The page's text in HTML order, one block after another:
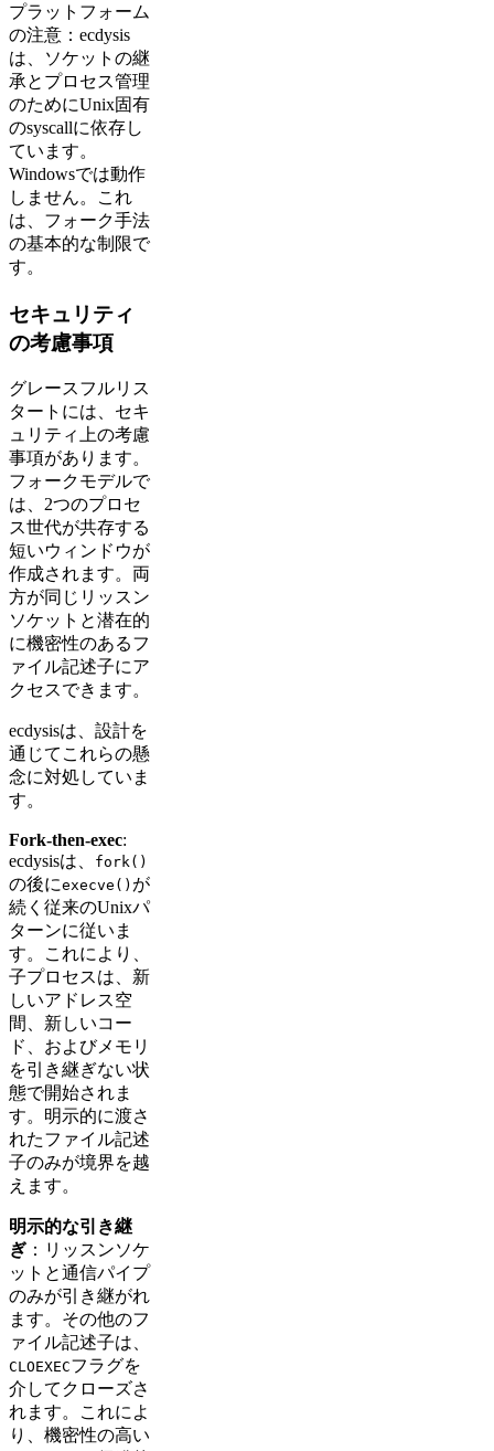
プラットフォーム
の注意：ecdysis
は、ソケットの継
承とプロセス管理
のためにUnix固有
のsyscallに依存し
ています。
Windowsでは動作
しません。これ
は、フォーク手法
の基本的な制限で
す。
セキュリティ
の考慮事項
グレースフルリス
タートには、セキ
ュリティ上の考慮
事項があります。
フォークモデルで
は、2つのプロセ
ス世代が共存する
短いウィンドウが
作成されます。両
方が同じリッスン
ソケットと潜在的
に機密性のあるフ
ァイル記述子にア
クセスできます。
ecdysisは、設計を
通じてこれらの懸
念に対処していま
す。
Fork-then-exec:
ecdysisは、
fork()
の後にexecve() が
続く従来のUnixパ
ターンに従いま
す。これにより、
子プロセスは、新
しいアドレス空
間、新しいコー
ド、およびメモリ
を引き継ぎない状
態で開始されま
す。明示的に渡さ
れたファイル記述
子のみが境界を越
えます。
明示的な引き継
ぎ ：リッスンソケ
ットと通信パイプ
のみが引き継がれ
ます。その他のフ
ァイル記述子は、
CLOEXECフラグを
介してクローズさ
れます。これによ
り、機密性の高い